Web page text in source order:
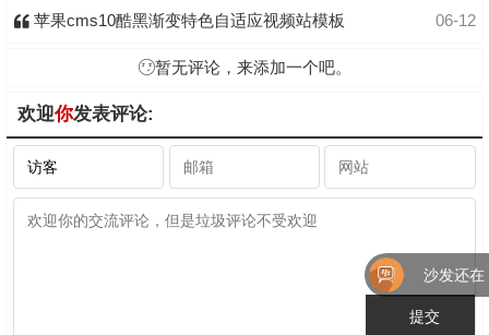
06-12
苹果cms10酷黑渐变特色自适应视频站模板
暂无评论，来添加一个吧。
欢迎你发表评论:
沙发还在